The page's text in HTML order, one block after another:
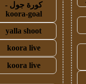
كورة جول -
koora-goal
yalla shoot
koora live
koora live